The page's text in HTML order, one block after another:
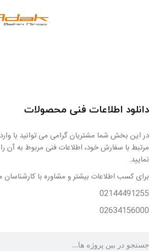
دانلود اطلاعات فنی محصولات
در این بخش شما مشتریان گرامی می توانید با
مرتبط با سفارش خود، اطلاعات فنی مربوط به آن
نمایید.
برای کسب اطلاعات بیشتر و مشاوره با کارشناسان
02144491255
02634156000